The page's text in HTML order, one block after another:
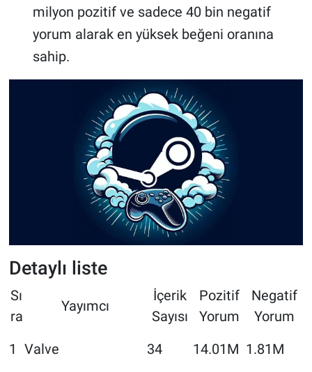
milyon pozitif ve sadece 40 bin negatif
yorum alarak en yüksek beğeni oranına
sahip.
Detaylı liste
Sı
ra
Yayımcı
İçerik
Sayısı
Pozitif
Yorum
Negatif
Yorum
1 Valve 34 14.01M 1.81M